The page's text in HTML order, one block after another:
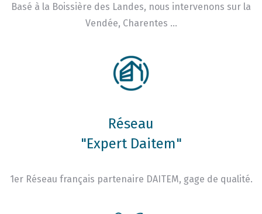
Basé à la Boissière des Landes, nous intervenons sur la
Vendée, Charentes …
Réseau
"Expert Daitem"
1er Réseau français partenaire DAITEM, gage de qualité.